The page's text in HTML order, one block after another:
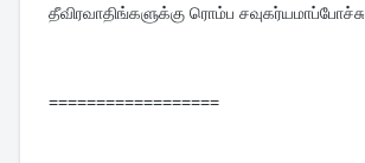
தீவிரவாதிங்களுக்கு ரொம்ப சவுகர்யமாப்போச்சு
==================